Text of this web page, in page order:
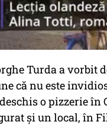
Turda a vorbit
că nu este
o pizzerie
și un local, în